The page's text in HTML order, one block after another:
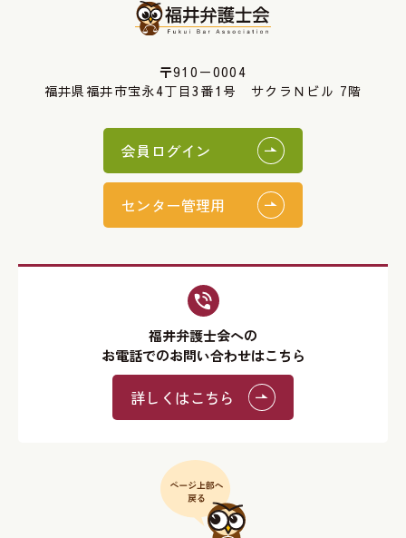
〒910－0004
福井県福井市宝永4丁目3番1号 サクラＮビル 7階
会員ログイン
センター管理用
福井弁護士会への
お電話でのお問い合わせはこちら
詳しくはこちら